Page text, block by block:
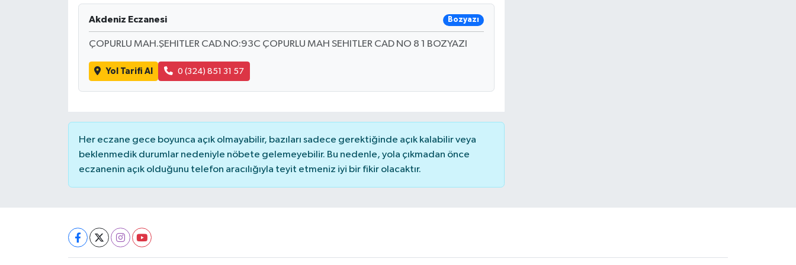
Akdeniz Eczanesi Bozyazı
ÇOPURLU MAH.ŞEHITLER CAD.NO:93C ÇOPURLU MAH SEHITLER CAD NO 8 1 BOZYAZI
Yol Tarifi Al 0 (324) 851 31 57
Her eczane gece boyunca açık olmayabilir, bazıları sadece gerektiğinde açık kalabilir veya
beklenmedik durumlar nedeniyle nöbete gelemeyebilir. Bu nedenle, yola çıkmadan önce
eczanenin açık olduğunu telefon aracılığıyla teyit etmeniz iyi bir fikir olacaktır.
VİDEO HABERLER
YAZARLAR
MAGAZİN